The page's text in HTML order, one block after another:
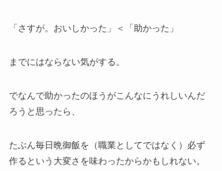
「さすが。おいしかった」＜「助かった」
までにはならない気がする。
でなんで助かったのほうがこんなにうれしいんだ
ろうと思ったら、
たぶん毎日晩御飯を（職業としてではなく）必ず
作るという大変さを味わったからかもしれない。